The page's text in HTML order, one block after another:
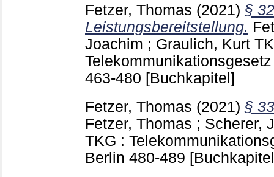
Fetzer, Thomas (2021) §
Leistungsbereitstellung.
Joachim ; Graulich, Kurt
463-480 [Buchkapitel]
Fetzer, Thomas (2021) §
Fetzer, Thomas ; Scherer,
TKG :
Berlin 480-489